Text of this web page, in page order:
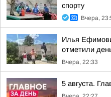
спорту
Вчера,
Илья
отметили
Вчера, 22:33
5 августа.